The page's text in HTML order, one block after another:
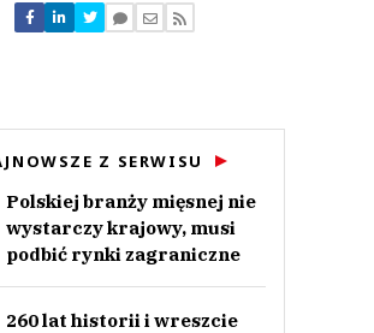
Nie znaleziono komentarzy
swoje komentarze
Z SERWISU
Polskiej branży mięsnej nie
wystarczy krajowy, musi
podbić rynki zagraniczne
260 lat historii i wreszcie